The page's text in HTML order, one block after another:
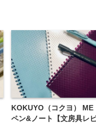
KOKUYO（コクヨ） ME
ペン&ノート【文房具レ